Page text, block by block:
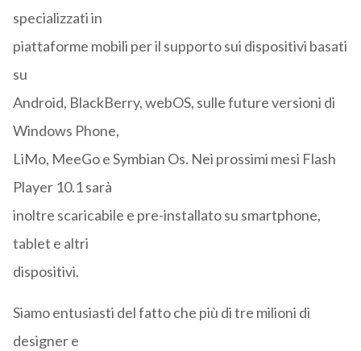
specializzati in
piattaforme mobili per il supporto sui dispositivi basati
su
Android, BlackBerry, webOS, sulle future versioni di
Windows Phone,
LiMo, MeeGo e Symbian Os. Nei prossimi mesi Flash
Player 10.1 sarà
inoltre scaricabile e pre-installato su smartphone,
tablet e altri
dispositivi.
Siamo entusiasti del fatto che più di tre milioni di
designer e